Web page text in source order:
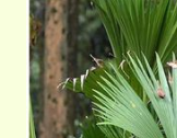
客戶實績